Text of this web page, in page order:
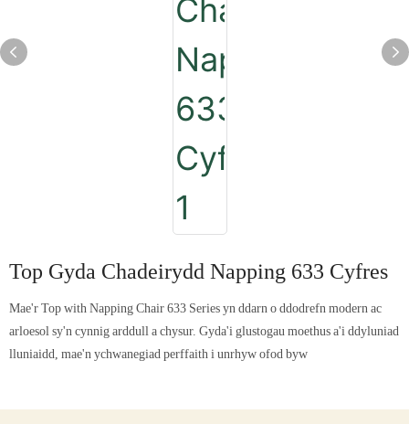
Top Gyda Chadeirydd Napping 633 Cyfres
Mae'r Top with Napping Chair 633 Series yn ddarn o ddodrefn modern ac
arloesol sy'n cynnig arddull a chysur. Gyda'i glustogau moethus a'i ddyluniad
lluniaidd, mae'n ychwanegiad perffaith i unrhyw ofod byw